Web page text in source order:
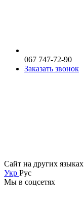
067 747-72-90
Заказать звонок
Сайт на других языках
Укр Рус
Мы в соцсетях